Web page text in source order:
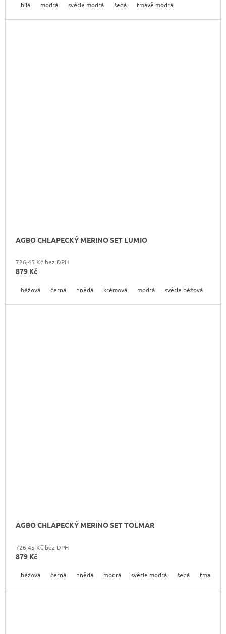
bílá modrá světle modrá šedá tmavě modrá
AGBO CHLAPECKÝ MERINO SET LUMIO
726,45 Kč bez DPH
879 Kč
béžová černá hnědá krémová modrá světle béžová
AGBO CHLAPECKÝ MERINO SET TOLMAR
726,45 Kč bez DPH
879 Kč
béžová černá hnědá modrá světle modrá šedá tmavě